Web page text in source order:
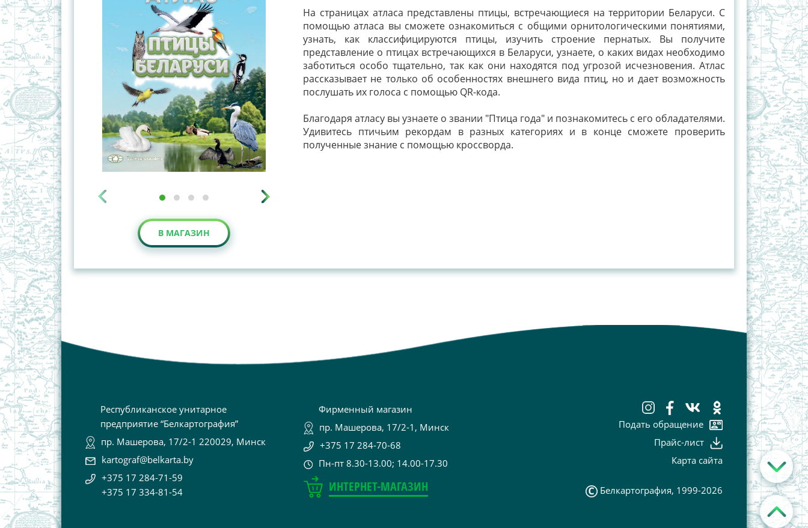
В МАГАЗИН
На страницах атласа представлены птицы, встречающиеся на территории Беларуси. С
помощью атласа вы сможете ознакомиться с общими орнитологическими понятиями,
узнать, как классифицируются птицы, изучить строение пернатых. Вы получите
представление о птицах встречающихся в Беларуси, узнаете, о каких видах необходимо
заботиться особо тщательно, так как они находятся под угрозой исчезновения. Атлас
рассказывает не только об особенностях внешнего вида птиц, но и дает возможность
послушать их голоса с помощью QR-кода.
Благодаря атласу вы узнаете о звании "Птица года" и познакомитесь с его обладателями.
Удивитесь птичьим рекордам в разных категориях и в конце сможете проверить
полученные знание с помощью кроссворда.
Республиканское унитарное
предприятие “Белкартография”
пр. Машерова, 17/2-1 220029, Минск
kartograf@belkarta.by
+375 17 284-71-59
+375 17 334-81-54
Фирменный магазин
пр. Машерова, 17/2-1, Минск
+375 17 284-70-68
Пн-пт 8.30-13.00; 14.00-17.30
ИНТЕРНЕТ-МАГАЗИН
Подать обращение
Прайс-лист
Карта сайта
Белкартография, 1999-2026